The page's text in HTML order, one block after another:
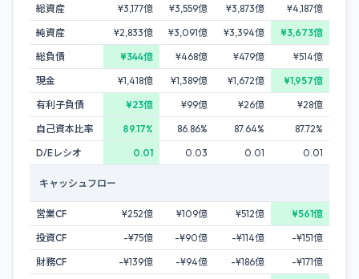
総資産 ¥3,177億 ¥3,559億 ¥3,873億
¥4,187億
純資産
¥2,833億 ¥3,091億 ¥3,394億
¥3,673億
総負債
¥344億 ¥468億 ¥479億
¥514億
現金
¥1,418億 ¥1,389億 ¥1,672億
¥1,957億
有利子負債
¥23億 ¥99億 ¥26億
¥28億
自己資本比率
89.17% 86.86% 87.64%
87.72%
D/Eレシオ
0.01 0.03 0.01 0.01
キャッシュフロー
営業CF ¥252億 ¥109億 ¥512億
¥561億
投資CF
-¥75億 -¥90億 -¥114億
-¥151億
財務CF
-¥139億 -¥94億 -¥186億
-¥171億